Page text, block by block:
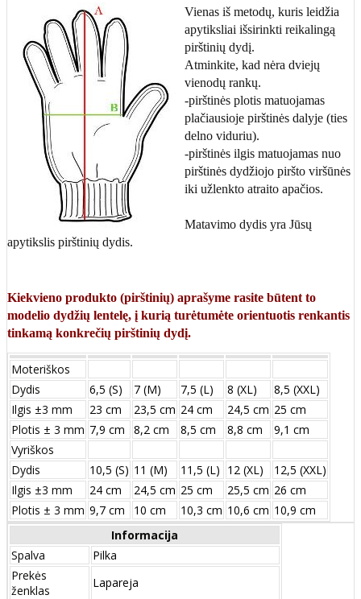
Vienas iš metodų, kuris leidžia
apytiksliai išsirinkti reikalingą
pirštinių dydį.
Atminkite, kad nėra dviejų
vienodų rankų.
-pirštinės plotis matuojamas
plačiausioje pirštinės dalyje (ties
delno viduriu).
-pirštinės ilgis matuojamas nuo
pirštinės dydžiojo piršto viršūnės
iki užlenkto atraito apačios.
Matavimo dydis yra Jūsų
apytikslis pirštinių dydis.
Kiekvieno produkto (pirštinių) aprašyme rasite būtent to
modelio dydžių lentelę, į kurią turėtumėte orientuotis renkantis
tinkamą konkrečių pirštinių dydį.
Moteriškos
Dydis
6,5 (S) 7 (M) 7,5 (L) 8 (XL)
8,5 (XXL)
Ilgis ±3 mm
23 cm 23,5 cm 24 cm 24,5 cm 25 cm
Plotis ± 3 mm 7,9 cm 8,2 cm 8,5 cm 8,8 cm
9,1 cm
Vyriškos
Dydis
10,5 (S) 11 (M) 11,5 (L) 12 (XL)
12,5 (XXL)
Ilgis ±3 mm
24 сm 24,5 сm 25 сm 25,5 сm 26 сm
Plotis ± 3 mm 9,7 сm 10 сm 10,3 сm 10,6 сm 10,9 сm
Informacija
Spalva
Pilka
Prekės
ženklas
Lapareja